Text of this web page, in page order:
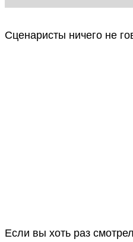
Сценаристы ничего не
Если вы хоть раз